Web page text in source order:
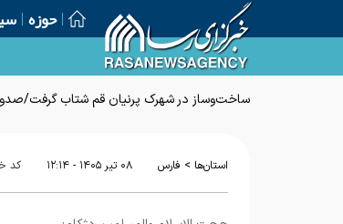
حوزه
ساخت‌وساز در شهرک پرنیان قم شتاب گرفت/صدور
استان‌ها > فارس ۰۸ تير ۱۴۰۵ - ۱۲:۱۴ کد